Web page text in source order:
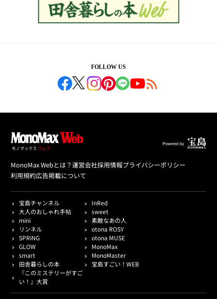
FOLLOW US
MonoMax Webとは？運営会社採用情報プライバシーポリシー
利用規約広告掲載について
宝島チャンネル
InRed
大人のおしゃれ手帖
sweet
mini
素敵なあの人
リンネル
otona ROSY
SPRiNG
otona MUSE
GLOW
MonoMax
smart
MonoMaster
田舎暮らしの本
宝島すごい！WEB
『このミステリーがすご
い！』大賞